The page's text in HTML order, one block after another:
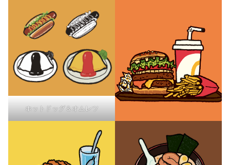
ホットドッグ＆オムレツ